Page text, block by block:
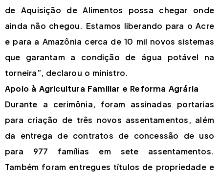
de Aquisição de Alimentos possa chegar onde
ainda não chegou. Estamos liberando para o Acre
e para a Amazônia cerca de 10 mil novos sistemas
que garantam a condição de água potável na
torneira”, declarou o ministro.
Apoio à Agricultura Familiar e Reforma Agrária
Durante a cerimônia, foram assinadas portarias
para criação de três novos assentamentos, além
da entrega de contratos de concessão de uso
para 977 famílias em sete assentamentos.
Também foram entregues títulos de propriedade e